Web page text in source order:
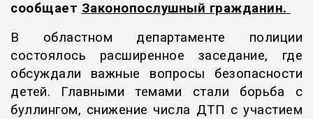
сообщает Законопослушный гражданин.
В областном департаменте полиции
состоялось расширенное заседание, где
обсуждали важные вопросы безопасности
детей. Главными темами стали борьба с
буллингом, снижение числа ДТП с участием